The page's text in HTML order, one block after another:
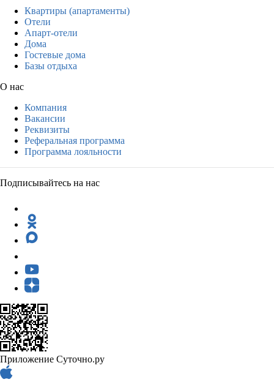
Квартиры (апартаменты)
Отели
Апарт-отели
Дома
Гостевые дома
Базы отдыха
О нас
Компания
Вакансии
Реквизиты
Реферальная программа
Программа лояльности
Подписывайтесь на нас
Приложение Суточно.ру